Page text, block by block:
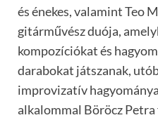
és énekes, valamint Teo
gitárművész duója,
kompozíciókat és
darabokat játszanak,
improvizatív
alkalommal Böröcz